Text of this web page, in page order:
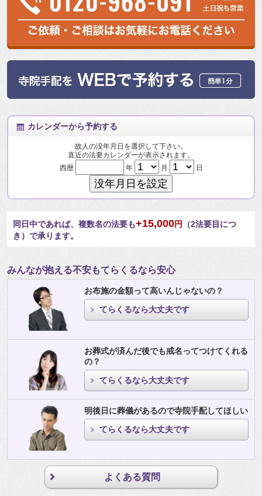
カレンダーから予約する
故人の没年月日を選択して下さい。
直近の法要カレンダーが表示されます。
西暦
年 月 日
同日中であれば、複数名の法要も+15,000円
（2法要目につ
き）で承ります。
みんなが抱える不安もてらくるなら安心
お布施の金額って高いんじゃないの？
てらくるなら大丈夫です
お葬式が済んだ後でも戒名ってつけてくれる
の？
てらくるなら大丈夫です
明後日に葬儀があるので寺院手配してほしい
てらくるなら大丈夫です
よくある質問